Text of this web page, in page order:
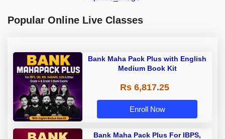
Popular Online Live Classes
Bank Maha Pack Plus with English
Medium Book Kit
Rs 6,817.25
Enroll Now
Bank Maha Pack Plus For IBPS,